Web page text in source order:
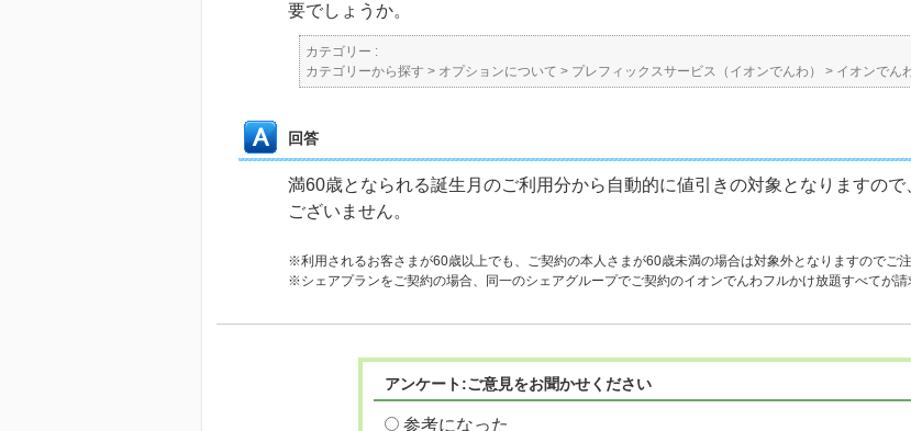
要でしょうか。
カテゴリー :
カテゴリーから探す > オプションについて > プレフィックスサービス（イオンでんわ） > イオンでん
回答
満60歳となられる誕生月のご利用分から自動的に値引きの対象となりますの
ございません。
※利用されるお客さまが60歳以上でも、ご契約の本人さまが60歳未満の場合は対象外となりますのでご注
※シェアプランをご契約の場合、同一のシェアグループでご契約のイオンでんわフルかけ放題すべてが請
アンケート:ご意見をお聞かせください
参考になった